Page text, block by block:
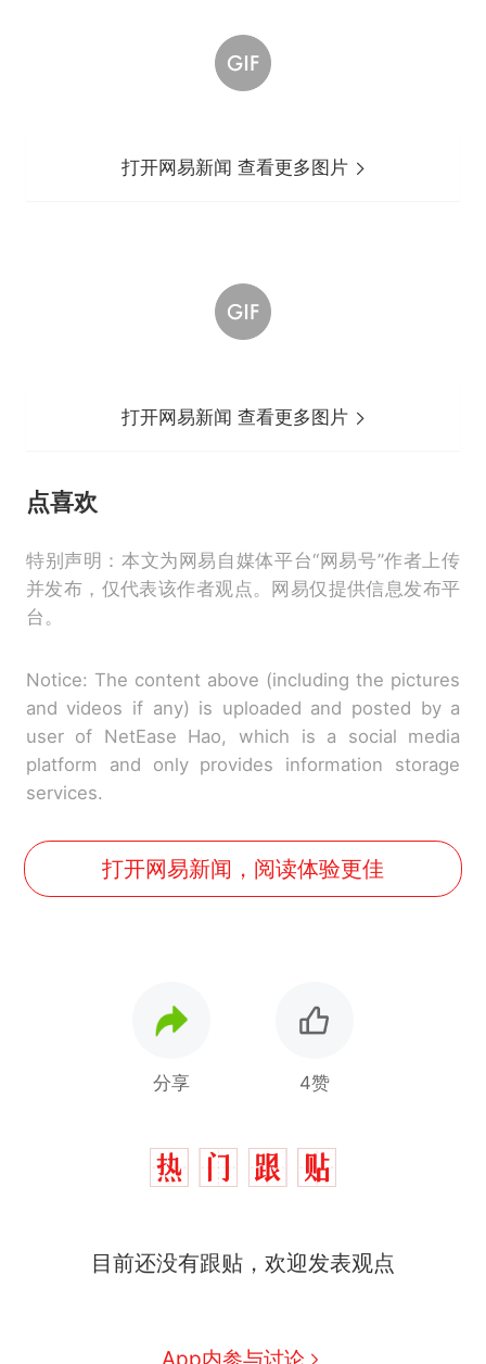
打开网易新闻 查看更多图片
打开网易新闻 查看更多图片
点喜欢
特别声明：本文为网易自媒体平台“网易号”作者上传
并发布，仅代表该作者观点。网易仅提供信息发布平
台。
Notice: The content above (including the pictures
and videos if any) is uploaded and posted by a
user of NetEase Hao, which is a social media
platform and only provides information storage
services.
打开网易新闻，阅读体验更佳
分享 4赞
目前还没有跟贴，欢迎发表观点